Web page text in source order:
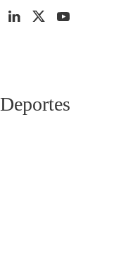
Deportes